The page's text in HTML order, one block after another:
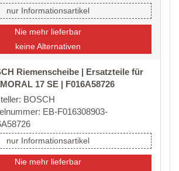
nur Informationsartikel
Nie mehr lieferbar
keine Alternativen
Riemenscheibe | Ersatzteile für
17 SE | F016A58726
BOSCH
EB-F016308903-
nur Informationsartikel
Nie mehr lieferbar